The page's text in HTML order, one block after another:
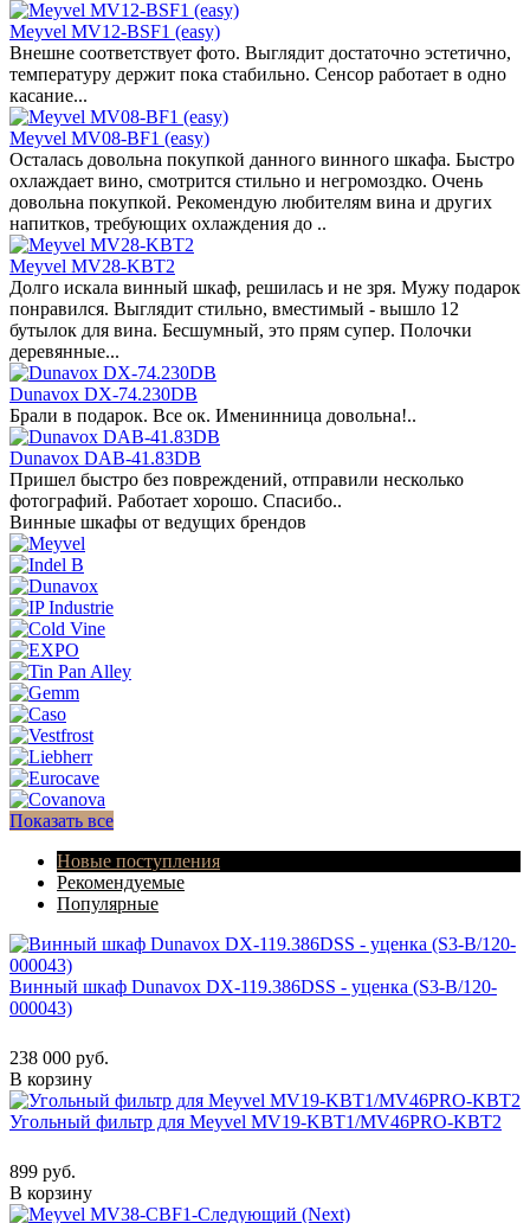
Meyvel MV12-BSF1 (easy)
Внешне соответствует фото. Выглядит достаточно эстетично,
температуру держит пока стабильно. Сенсор работает в одно
касание...
Meyvel MV08-BF1 (easy)
Осталась довольна покупкой данного винного шкафа. Быстро
охлаждает вино, смотрится стильно и негромоздко. Очень
довольна покупкой. Рекомендую любителям вина и других
напитков, требующих охлаждения до ..
Meyvel MV28-KBT2
Долго искала винный шкаф, решилась и не зря. Мужу подарок
понравился. Выглядит стильно, вместимый - вышло 12
бутылок для вина. Бесшумный, это прям супер. Полочки
деревянные...
Dunavox DX-74.230DB
Брали в подарок. Все ок. Именинница довольна!..
Dunavox DAB-41.83DB
Пришел быстро без повреждений, отправили несколько
фотографий. Работает хорошо. Спасибо..
Винные шкафы от ведущих брендов
Показать все
Новые поступления
Рекомендуемые
Популярные
Винный шкаф Dunavox DX-119.386DSS - уценка (S3-B/120-
000043)
238 000 руб.
В корзину
Угольный фильтр для Meyvel MV19-KBT1/MV46PRO-KBT2
899 руб.
В корзину